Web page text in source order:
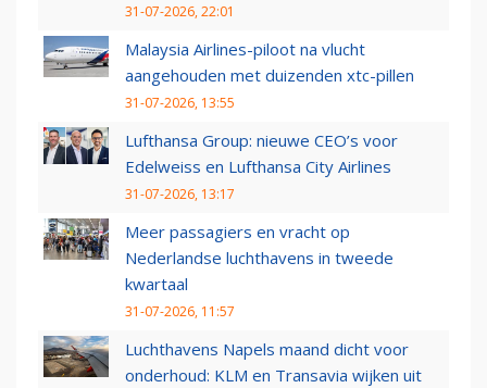
31-07-2026, 22:01
Malaysia Airlines-piloot na vlucht
aangehouden met duizenden xtc-pillen
31-07-2026, 13:55
Lufthansa Group: nieuwe CEO’s voor
Edelweiss en Lufthansa City Airlines
31-07-2026, 13:17
Meer passagiers en vracht op
Nederlandse luchthavens in tweede
kwartaal
31-07-2026, 11:57
Luchthavens Napels maand dicht voor
onderhoud: KLM en Transavia wijken uit